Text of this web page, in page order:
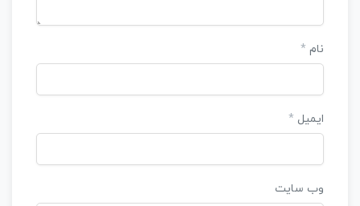
نام *
ایمیل *
وب‌ سایت